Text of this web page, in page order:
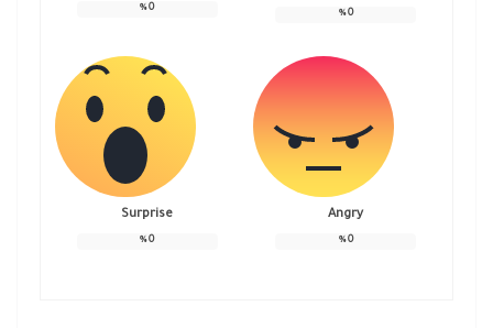
0
%
0
%
Angry
0
%
Surprise
0
%